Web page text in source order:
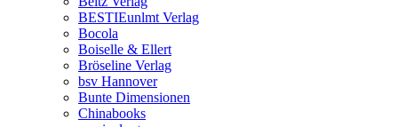
BESTIEunlmt Verlag
Bocola
Boiselle & Ellert
Bröseline Verlag
bsv Hannover
Bunte Dimensionen
Chinabooks